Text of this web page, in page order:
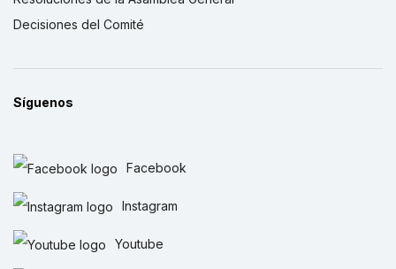
Decisiones del Comité
Síguenos
Facebook
Instagram
Youtube